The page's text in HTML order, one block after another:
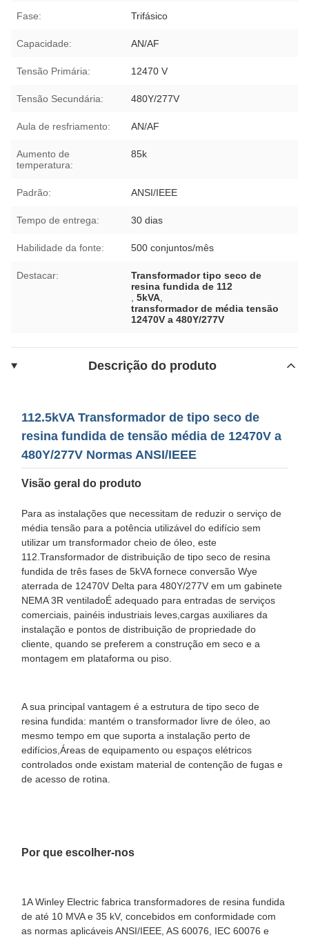
Fase: Trifásico
Capacidade: AN/AF
Tensão Primária: 12470 V
Tensão Secundária: 480Y/277V
Aula de resfriamento: AN/AF
Aumento de
temperatura:
85k
Padrão: ANSI/IEEE
Tempo de entrega: 30 dias
Habilidade da fonte: 500 conjuntos/mês
Destacar:
Transformador tipo seco de
resina fundida de 112
,5kVA
transformador de média tensão
12470V a 480Y/277V
Descrição do produto
112.5kVA Transformador de tipo seco de
resina fundida de tensão média de 12470V a
480Y/277V Normas ANSI/IEEE
Visão geral do produto
Para as instalações que necessitam de reduzir o serviço de
média tensão para a potência utilizável do edifício sem
utilizar um transformador cheio de óleo, este
112.Transformador de distribuição de tipo seco de resina
fundida de três fases de 5kVA fornece conversão Wye
aterrada de 12470V Delta para 480Y/277V em um gabinete
NEMA 3R ventiladoÉ adequado para entradas de serviços
comerciais, painéis industriais leves,cargas auxiliares da
instalação e pontos de distribuição de propriedade do
cliente, quando se preferem a construção em seco e a
montagem em plataforma ou piso.
A sua principal vantagem é a estrutura de tipo seco de
resina fundida: mantém o transformador livre de óleo, ao
mesmo tempo em que suporta a instalação perto de
edifícios,Áreas de equipamento ou espaços elétricos
controlados onde existam material de contenção de fugas e
de acesso de rotina.
Por que escolher-nos
1A Winley Electric fabrica transformadores de resina fundida
de até 10 MVA e 35 kV, concebidos em conformidade com
as normas aplicáveis ANSI/IEEE, AS 60076, IEC 60076 e